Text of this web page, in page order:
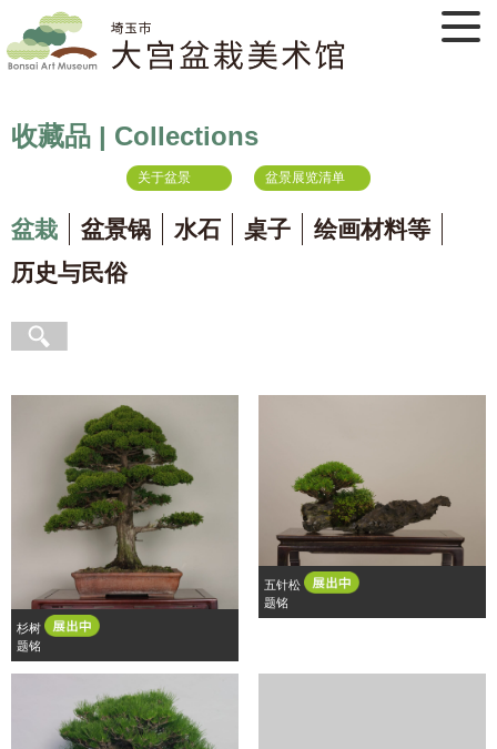
收藏品 | Collections
关于盆景 盆景展览清单
盆栽 盆景锅 水石 桌子
绘画材料等
历史与民俗
杉树
题铭
五针松
题铭